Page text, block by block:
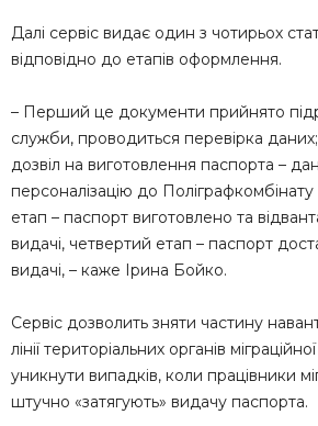
Далі сервіс видає один з чотирьох
відповідно до етапів оформлення.
– Перший це документи прийнято
служби, проводиться перевірка
дозвіл на виготовлення паспорта –
персоналізацію до Поліграфкомбінату
етап – паспорт виготовлено та
видачі, четвертий етап – паспорт
видачі, – каже Ірина Бойко.
Сервіс дозволить зняти частину
лінії територіальних органів
уникнути випадків, коли працівники
штучно «затягують» видачу паспорта.